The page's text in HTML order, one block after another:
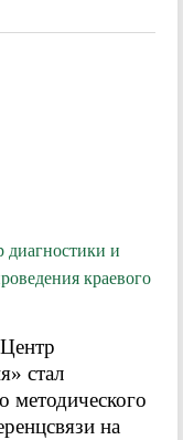
и
краевого
стал
методического
на